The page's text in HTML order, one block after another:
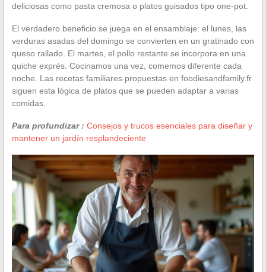
deliciosas como pasta cremosa o platos guisados tipo one-pot.
El verdadero beneficio se juega en el ensamblaje: el lunes, las
verduras asadas del domingo se convierten en un gratinado con
queso rallado. El martes, el pollo restante se incorpora en una
quiche exprés. Cocinamos una vez, comemos diferente cada
noche. Las recetas familiares propuestas en foodiesandfamily.fr
siguen esta lógica de platos que se pueden adaptar a varias
comidas.
Para profundizar : Consejos y trucos esenciales para diseñar y
mantener un jardín resplandeciente